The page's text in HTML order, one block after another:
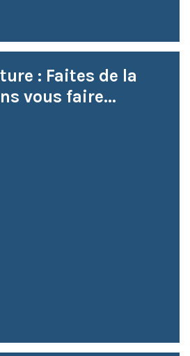
: Faites de la
vous faire...